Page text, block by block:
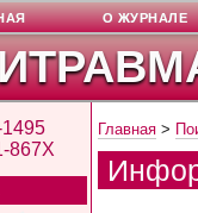
867X
О ЖУРНАЛЕ
Главная >